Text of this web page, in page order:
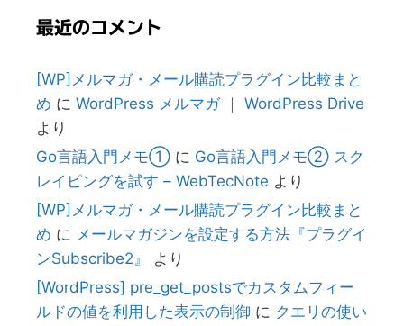
最近のコメント
[WP]メルマガ・メール購読プラグイン比較まと
め に WordPress メルマガ ｜ WordPress Drive
より
Go言語入門メモ① に Go言語入門メモ② スク
レイピングを試す – WebTecNote より
[WP]メルマガ・メール購読プラグイン比較まと
め に メールマガジンを設定する方法『プラグイ
ンSubscribe2』
より
[WordPress] pre_get_postsでカスタムフィー
ルドの値を利用した表示の制御 に クエリの使い